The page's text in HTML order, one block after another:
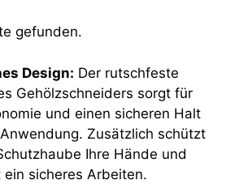
gefunden.
Design: Der rutschfeste
Gehölzschneiders sorgt für
und einen sicheren Halt
Zusätzlich schützt
Ihre Hände und
sicheres Arbeiten.